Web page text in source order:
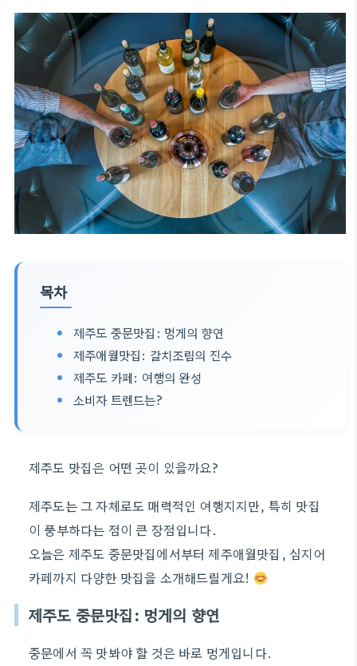
목차
제주도 중문맛집: 멍게의 향연
제주애월맛집: 갈치조림의 진수
제주도 카페: 여행의 완성
소비자 트렌드는?
제주도 맛집은 어떤 곳이 있을까요?
제주도는 그 자체로도 매력적인 여행지지만, 특히 맛집
이 풍부하다는 점이 큰 장점입니다.
오늘은 제주도 중문맛집에서부터 제주애월맛집, 심지어
카페까지 다양한 맛집을 소개해드릴게요!
제주도 중문맛집: 멍게의 향연
중문에서 꼭 맛봐야 할 것은 바로 멍게입니다.